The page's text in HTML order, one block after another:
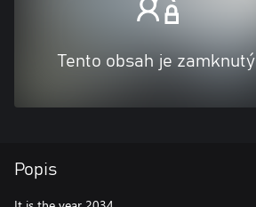
Tento obsah je zamknutý
Popis